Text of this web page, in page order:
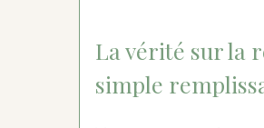
La vérité sur la
simple